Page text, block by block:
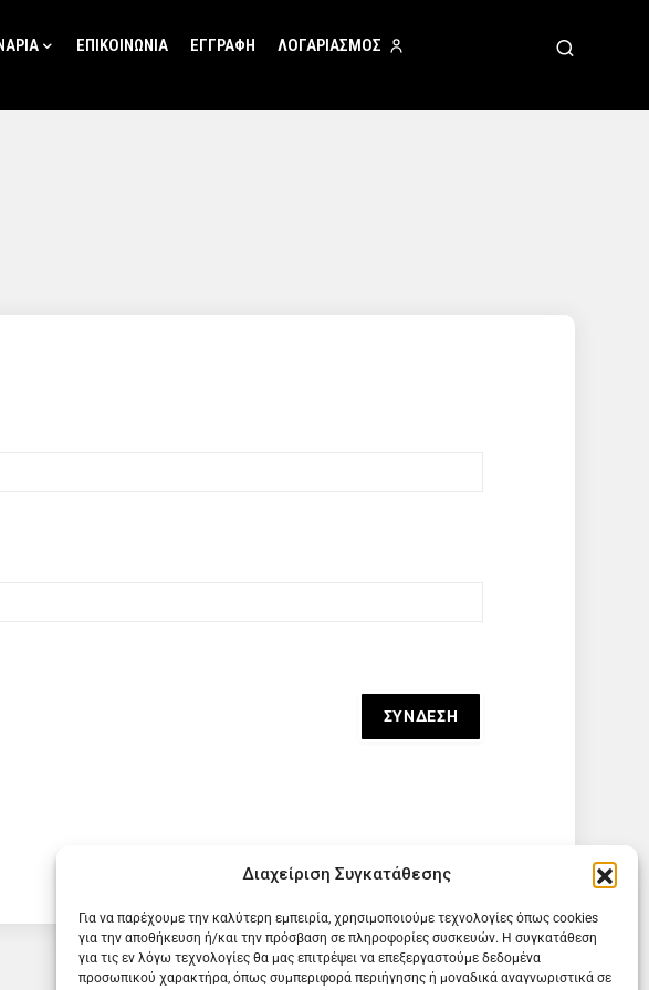
Διαχείριση Συγκατάθεσης
Για να παρέχουμε την καλύτερη εμπειρία, χρησιμοποιούμε τεχνολογίες όπως cookies
για την αποθήκευση ή/και την πρόσβαση σε πληροφορίες συσκευών. Η συγκατάθεση
για τις εν λόγω τεχνολογίες θα μας επιτρέψει να επεξεργαστούμε δεδομένα
προσωπικού χαρακτήρα, όπως συμπεριφορά περιήγησης ή μοναδικά αναγνωριστικά σε
ΕΠΙΚΟΙΝΩΝΙΑ ΕΓΓΡΑΦΗ ΛΟΓΑΡΙΑΣΜΟΣ